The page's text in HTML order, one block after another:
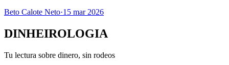
Beto Calote Neto·15 mar 2026
DINHEIROLOGIA
Tu lectura sobre dinero, sin rodeos